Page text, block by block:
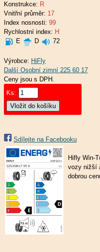
Konstrukce: R
Vnitřní průměr: 17
Index nosnosti: 99
Rychlostní index: H
E
D 72
Výrobce: HiFly
Ceny jsou s DPH.
Ks:
Sdílejte na Facebooku
Hifly Win-
vozy nižší
dobrou